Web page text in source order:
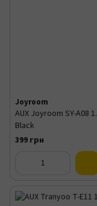
Joyroom
AUX Joyroom SY-A08
Black
399 грн